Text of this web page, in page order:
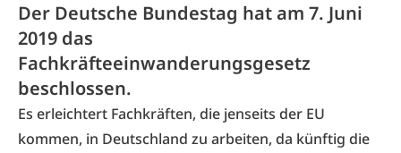
Der Deutsche Bundestag hat am 7. Juni
2019 das
Fachkräfteeinwanderungsgesetz
beschlossen.
Es erleichtert Fachkräften, die jenseits der EU
kommen, in Deutschland zu arbeiten, da künftig die